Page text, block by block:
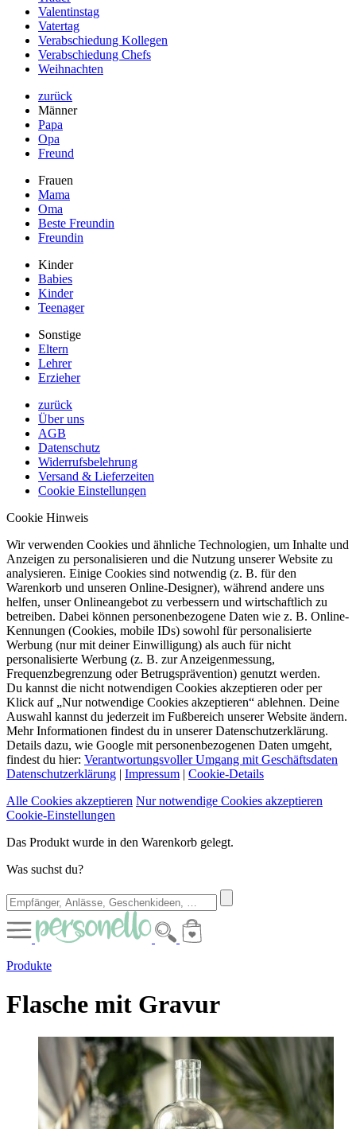
Valentinstag
Vatertag
Verabschiedung Kollegen
Verabschiedung Chefs
Weihnachten
zurück
Männer
Papa
Opa
Freund
Frauen
Mama
Oma
Beste Freundin
Freundin
Kinder
Babies
Kinder
Teenager
Sonstige
Eltern
Lehrer
Erzieher
zurück
Über uns
AGB
Datenschutz
Widerrufsbelehrung
Versand & Lieferzeiten
Cookie Einstellungen
Cookie Hinweis
Wir verwenden Cookies und ähnliche Technologien, um Inhalte und
Anzeigen zu personalisieren und die Nutzung unserer Website zu
analysieren. Einige Cookies sind notwendig (z. B. für den
Warenkorb und unseren Online-Designer), während andere uns
helfen, unser Onlineangebot zu verbessern und wirtschaftlich zu
betreiben. Dabei können personenbezogene Daten wie z. B. Online-
Kennungen (Cookies, mobile IDs) sowohl für personalisierte
Werbung (nur mit deiner Einwilligung) als auch für nicht
personalisierte Werbung (z. B. zur Anzeigenmessung,
Frequenzbegrenzung oder Betrugsprävention) genutzt werden.
Du kannst die nicht notwendigen Cookies akzeptieren oder per
Klick auf „Nur notwendige Cookies akzeptieren“ ablehnen. Deine
Auswahl kannst du jederzeit im Fußbereich unserer Website ändern.
Mehr Informationen findest du in unserer Datenschutzerklärung.
Details dazu, wie Google mit personenbezogenen Daten umgeht,
findest du hier: Verantwortungsvoller Umgang mit Geschäftsdaten
Datenschutzerklärung | Impressum | Cookie-Details
Alle Cookies akzeptieren Nur notwendige Cookies akzeptieren
Cookie-Einstellungen
Das Produkt wurde in den Warenkorb gelegt.
Was suchst du?
Produkte
Flasche mit Gravur